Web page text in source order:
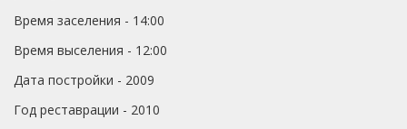
Время заселения - 14:00
Время выселения - 12:00
Дата постройки - 2009
Год реставрации - 2010